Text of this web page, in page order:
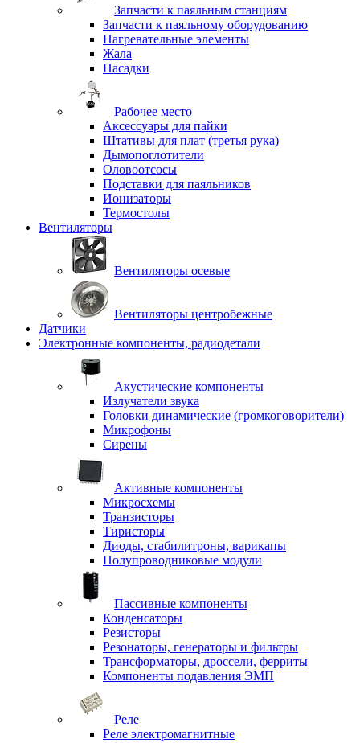
Запчасти к паяльным станциям
Запчасти к паяльному оборудованию
Нагревательные элементы
Жала
Насадки
Рабочее место
Аксессуары для пайки
Штативы для плат (третья рука)
Дымопоглотители
Оловоотсосы
Подставки для паяльников
Ионизаторы
Термостолы
Вентиляторы
Вентиляторы осевые
Вентиляторы центробежные
Датчики
Электронные компоненты, радиодетали
Акустические компоненты
Излучатели звука
Головки динамические (громкоговорители)
Микрофоны
Сирены
Активные компоненты
Микросхемы
Транзисторы
Тиристоры
Диоды, стабилитроны, варикапы
Полупроводниковые модули
Пассивные компоненты
Конденсаторы
Резисторы
Резонаторы, генераторы и фильтры
Трансформаторы, дроссели, ферриты
Компоненты подавления ЭМП
Реле
Реле электромагнитные